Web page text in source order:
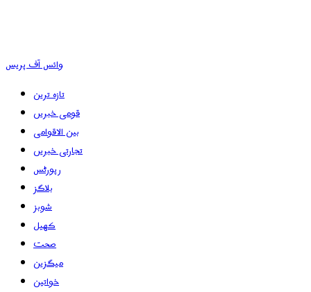
وائس آف پریس
تازہ ترین
قومی خبریں
بین الاقوامی
تجارتی خبریں
رپورٹس
بلاگز
شوبز
کھیل
صحت
میگزین
خواتین